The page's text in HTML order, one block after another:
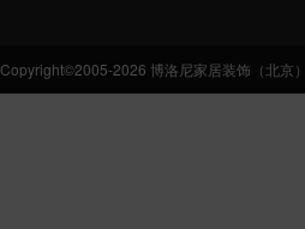
Copyright©2005-2026 博洛尼家居装饰（北京